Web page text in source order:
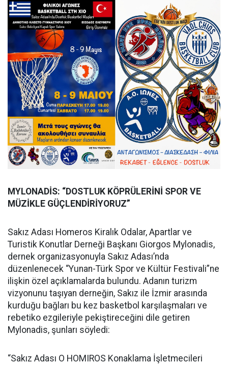
MYLONADİS: “DOSTLUK KÖPRÜLERİNİ SPOR VE
MÜZİKLE GÜÇLENDİRİYORUZ”
Sakız Adası Homeros Kiralık Odalar, Apartlar ve
Turistik Konutlar Derneği Başkanı Giorgos Mylonadis,
dernek organizasyonuyla Sakız Adası’nda
düzenlenecek “Yunan-Türk Spor ve Kültür Festivali”ne
ilişkin özel açıklamalarda bulundu. Adanın turizm
vizyonunu taşıyan derneğin, Sakız ile İzmir arasında
kurduğu bağları bu kez basketbol karşılaşmaları ve
rebetiko ezgileriyle pekiştireceğini dile getiren
Mylonadis, şunları söyledi:
“Sakız Adası O HOMIROS Konaklama İşletmecileri